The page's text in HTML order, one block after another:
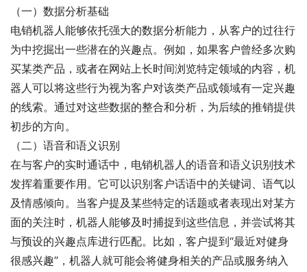
（一）数据分析基础
电销机器人能够依托强大的数据分析能力，从客户的过往行
为中挖掘出一些潜在的兴趣点。例如，如果客户曾经多次购
买某类产品，或者在网站上长时间浏览特定领域的内容，机
器人可以将这些行为视为客户对该类产品或领域有一定兴趣
的线索。通过对这些数据的整合和分析，为后续的推销提供
初步的方向。
（二）语音和语义识别
在与客户的实时通话中，电销机器人的语音和语义识别技术
发挥着重要作用。它可以识别客户话语中的关键词、语气以
及情感倾向。当客户提及某些特定的话题或者表现出对某方
面的关注时，机器人能够及时捕捉到这些信息，并尝试将其
与预设的兴趣点库进行匹配。比如，客户提到“最近对健身
很感兴趣”，机器人就可能会将健身相关的产品或服务纳入